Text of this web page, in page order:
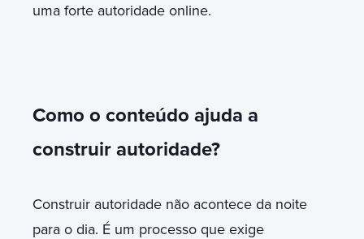
uma forte autoridade online.
Como o conteúdo ajuda a
construir autoridade?
Construir autoridade não acontece da noite
para o dia. É um processo que exige